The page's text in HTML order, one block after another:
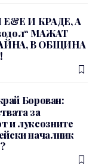
И КРАДЕ, А
МАЖАТ
В ОБЩИНА
Борован:
за
и луксозните
началник